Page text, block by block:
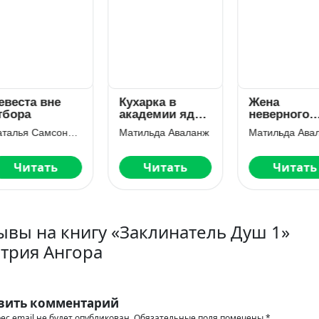
вне
Наталья Самсонова
Читать
Кухарка в
академии яда.
Дракон, компот
и антидот!
Матильда Аваланж
Читать
Жена
неверного
маршала, или
Пиццерия
Матильда
Читать
на книгу «Заклинатель Душ 1»
Ангора
комментарий